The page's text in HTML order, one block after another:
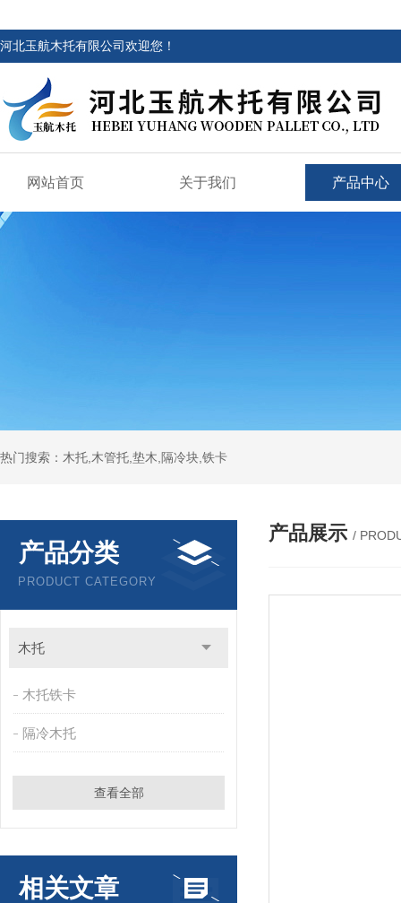
河北玉航木托有限公司欢迎您！
网站首页 关于我们 产品中心
热门搜索：木托,木管托,垫木,隔冷块,铁卡
产品分类
PRODUCT CATEGORY
木托
木托铁卡
隔冷木托
查看全部
相关文章
产品展示 /